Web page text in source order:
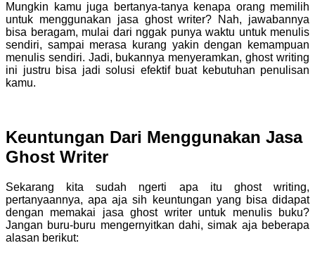
Mungkin kamu juga bertanya-tanya kenapa orang memilih
untuk menggunakan jasa ghost writer? Nah, jawabannya
bisa beragam, mulai dari nggak punya waktu untuk menulis
sendiri, sampai merasa kurang yakin dengan kemampuan
menulis sendiri. Jadi, bukannya menyeramkan, ghost writing
ini justru bisa jadi solusi efektif buat kebutuhan penulisan
kamu.
Keuntungan Dari Menggunakan Jasa
Ghost Writer
Sekarang kita sudah ngerti apa itu ghost writing,
pertanyaannya, apa aja sih keuntungan yang bisa didapat
dengan memakai jasa ghost writer untuk menulis buku?
Jangan buru-buru mengernyitkan dahi, simak aja beberapa
alasan berikut: